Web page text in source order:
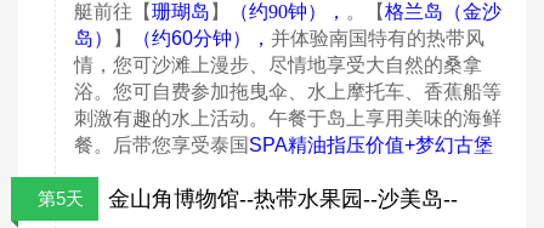
艇前往【珊瑚岛 】 （约90钟） ， 。【格兰岛（金沙
岛）
】 （约60分钟） ， 并体验南国特有的热带风
情，您可沙滩上漫步、尽情地享受大自然的桑拿
浴。您可自费参加拖曳伞、水上摩托车、香蕉船等
刺激有趣的水上活动。午餐于岛上享用美味的海鲜
餐。后带您享受泰国 SPA精油指压价值+梦幻古堡
第5天
金山角博物馆--热带水果园--沙美岛--